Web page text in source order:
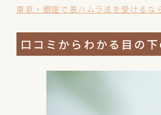
東京・銀座で表ハムラ法を受けるな
口コミからわかる目の